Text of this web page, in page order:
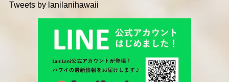
Tweets by lanilanihawaii